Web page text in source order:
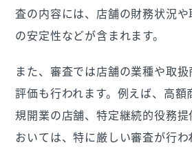
査の内容には、店舗の財務状況
の安定性などが含まれます。
また、審査では店舗の業種や取
評価も行われます。例えば、高
規開業の店舗、特定継続的役務
おいては、特に厳しい審査が行